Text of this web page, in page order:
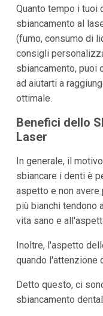
Quanto tempo i tuoi
sbiancamento al
(fumo, consumo di
consigli
sbiancamento, puoi
ad aiutarti a
ottimale.
Benefici dello
Laser
In generale, il
sbiancare i denti è
aspetto e non avere
più bianchi tendono
vita sano e
Inoltre, l'aspetto
quando l'attenzione
Detto questo, ci
sbiancamento